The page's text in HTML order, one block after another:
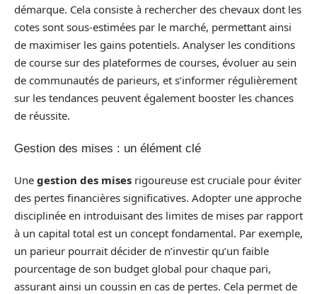
démarque. Cela consiste à rechercher des chevaux dont les
cotes sont sous-estimées par le marché, permettant ainsi
de maximiser les gains potentiels. Analyser les conditions
de course sur des plateformes de courses, évoluer au sein
de communautés de parieurs, et s’informer régulièrement
sur les tendances peuvent également booster les chances
de réussite.
Gestion des mises : un élément clé
Une gestion des mises rigoureuse est cruciale pour éviter
des pertes financières significatives. Adopter une approche
disciplinée en introduisant des limites de mises par rapport
à un capital total est un concept fondamental. Par exemple,
un parieur pourrait décider de n’investir qu’un faible
pourcentage de son budget global pour chaque pari,
assurant ainsi un coussin en cas de pertes. Cela permet de